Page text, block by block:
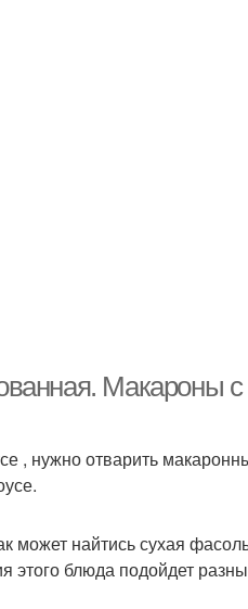
Макароны с
, нужно отварить
может найтись сухая
этого блюда подойдет